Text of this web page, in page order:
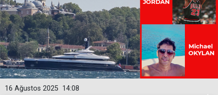
14:08
16 Ağustos 2025